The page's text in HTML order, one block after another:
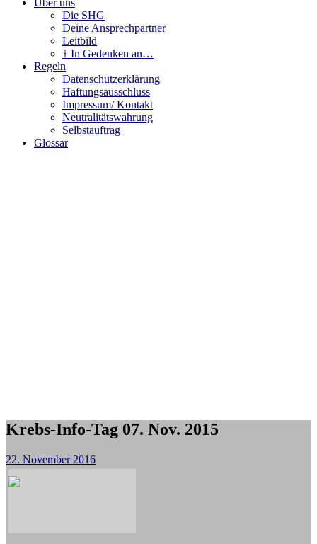
Die SHG
Deine Ansprechpartner
Leitbild
† In Gedenken an…
Regeln
Datenschutzerklärung
Haftungsausschluss
Impressum/ Kontakt
Neutralitätswahrung
Selbstauftrag
Glossar
Krebs-Info-Tag 07. Nov. 2015
22. November 2016